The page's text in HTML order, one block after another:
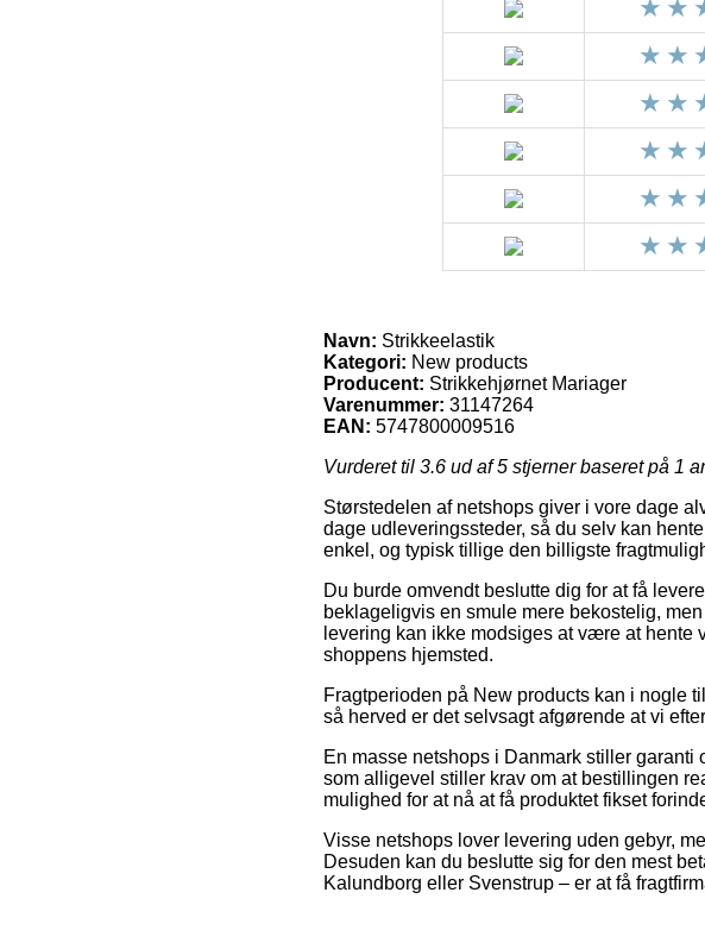
Navn: Strikkeelastik
Kategori: New products
Producent: Strikkehjørnet Mariager
Varenummer: 31147264
EAN: 5747800009516
Vurderet til 3.6 ud af 5 stjerner baseret på 1
Størstedelen af netshops giver i vore dage
dage udleveringssteder, så du selv kan
enkel, og typisk tillige den billigste
Du burde omvendt beslutte dig for at få
beklageligvis en smule mere bekostelig,
levering kan ikke modsiges at være at hente
shoppens hjemsted.
Fragtperioden på New products kan i nogle
så herved er det selvsagt afgørende at vi
En masse netshops i Danmark stiller
som alligevel stiller krav om at bestillingen
mulighed for at nå at få produktet fikset
Visse netshops lover levering uden gebyr,
Desuden kan du beslutte sig for den mest
Kalundborg eller Svenstrup – er at få